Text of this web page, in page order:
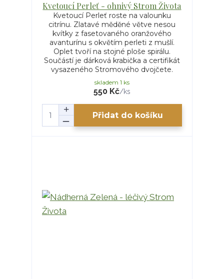
Kvetoucí Perleť - ohnivý Strom Života
Kvetoucí Perleť roste na valounku
citrínu. Zlatavé měděné větve nesou
kvítky z fasetovaného oranžového
avanturínu s okvětím perleti z mušlí.
Oplet tvoří na stojné ploše spirálu.
Součástí je dárková krabička a certifikát
vysazeného Stromového dvojčete.
550 Kč/ks
skladem 1 ks
Přidat do košíku